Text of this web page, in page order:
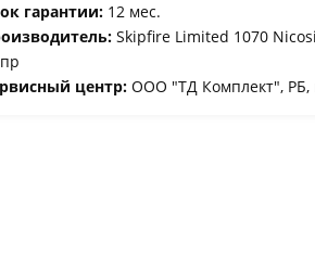
гарантии: 12 мес.
Skipfire Limited 1070
центр: ООО "ТД Комплект", РБ,